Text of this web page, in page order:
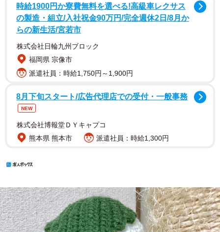
時給1900円か寮費無料を選べる!高級車レクサス
の製造・組立/入社祝金90万円/完全週休2日/8月か
らの新生活/宮若市
株式会社日輪九州ブロック
福岡県 宗像市
派遣社員：時給1,750円～1,900円
8月下旬スタート/広告代理店での受付・一般事務
NEW
株式会社博報堂ＤＹキャプコ
熊本県 熊本市
派遣社員：時給1,300円